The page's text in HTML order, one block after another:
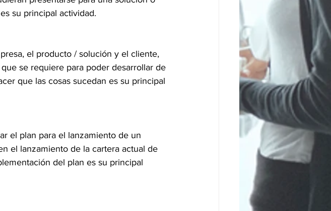
su principal actividad.
el producto / solución y el cliente,
se requiere para poder desarrollar de
que las cosas sucedan es su principal
el plan para el lanzamiento de un
el lanzamiento de la cartera actual de
del plan es su principal